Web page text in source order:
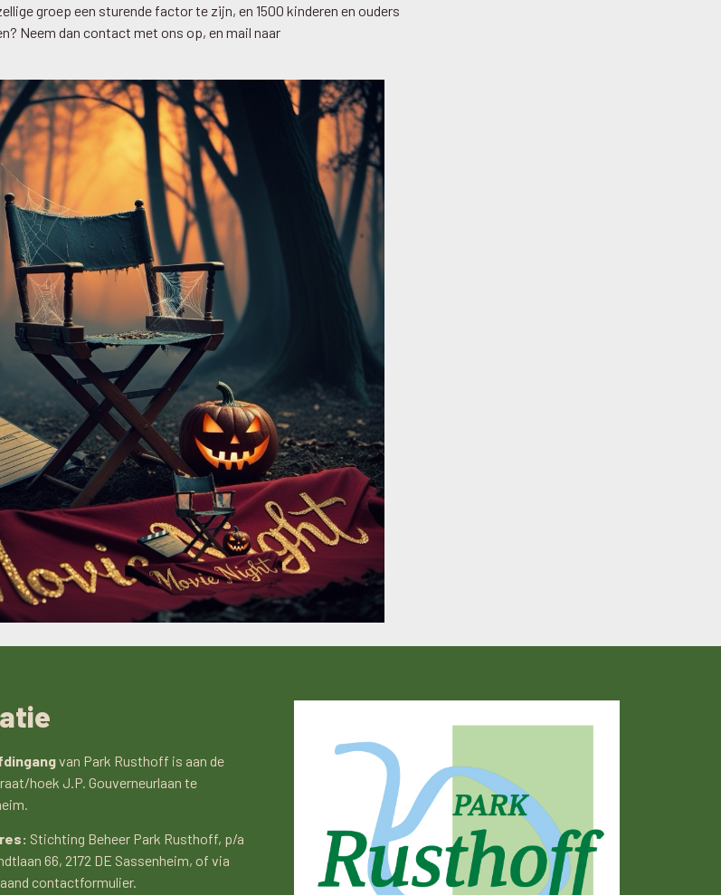
groep een sturende factor te zijn, en 1500 kinderen en ouders
Neem dan contact met ons op, en mail naar
van Park Rusthoff is aan de
hoek J.P. Gouverneurlaan te
Stichting Beheer Park Rusthoff, p/a
66, 2172 DE Sassenheim, of via
contactformulier.